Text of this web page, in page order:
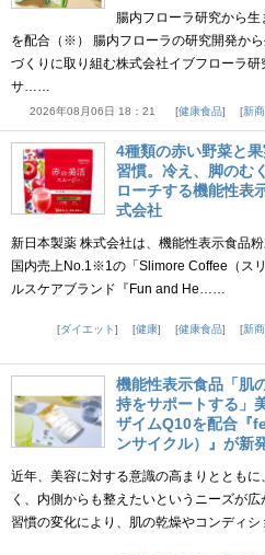
腸内フローラ研究から
を配合（※） 腸内フローラの研究開発か
づくりに取り組む株式会社イブフローラ
サ……
2026年08月06日 18：21 健康食品 新
4種類の赤い野菜と
習慣。冷え、脚のむ
ローチする機能性表
式会社
新日本製薬 株式会社は、機能性表示食品
国内売上No.1※1の「Slimore Coffee（ス
ルスケアブランド『Fun and He……
ダイエット
健康 健康食品 新
機能性表示食品「肌
持をサポートする」
ザイムQ10を配合『
ンサイクル）』が新
近年、美容に対する意識の高まりととも
く、内側からも整えたいというニーズが
習慣の変化により、肌の乾燥やコンディ